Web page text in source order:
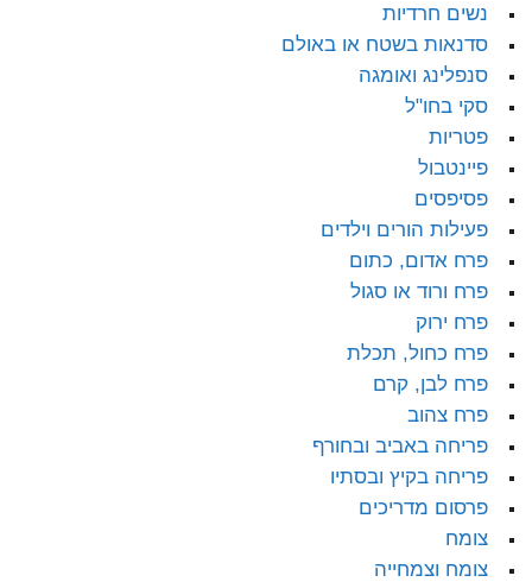
נשים חרדיות
סדנאות בשטח או באולם
סנפלינג ואומגה
סקי בחו"ל
פטריות
פיינטבול
פסיפסים
פעילות הורים וילדים
פרח אדום, כתום
פרח ורוד או סגול
פרח ירוק
פרח כחול, תכלת
פרח לבן, קרם
פרח צהוב
פריחה באביב ובחורף
פריחה בקיץ ובסתיו
פרסום מדריכים
צומח
צומח וצמחייה